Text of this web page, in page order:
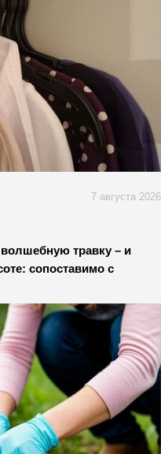
7 августа 2026
травку – и
сопоставимо с